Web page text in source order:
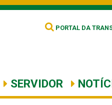
PORTAL DA
SERVIDOR